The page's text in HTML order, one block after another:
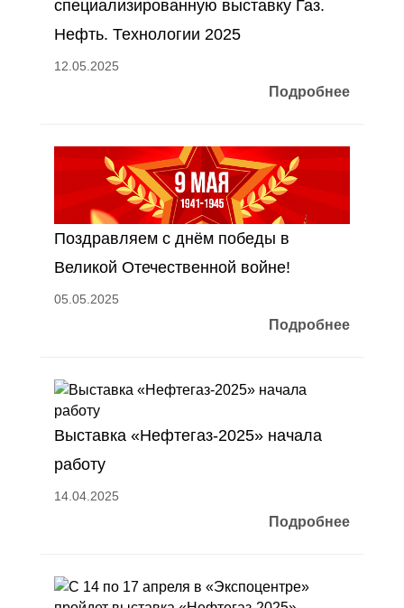
специализированную выставку Газ.
Нефть. Технологии 2025
12.05.2025
Подробнее
Поздравляем с днём победы в
Великой Отечественной войне!
05.05.2025
Подробнее
Выставка «Нефтегаз-2025» начала
работу
14.04.2025
Подробнее